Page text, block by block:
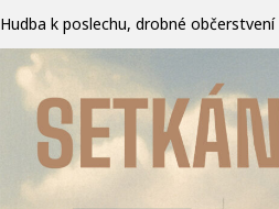
Hudba k poslechu, drobné